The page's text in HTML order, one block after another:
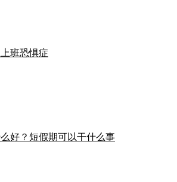
班恐惧症
好？短假期可以干什么事